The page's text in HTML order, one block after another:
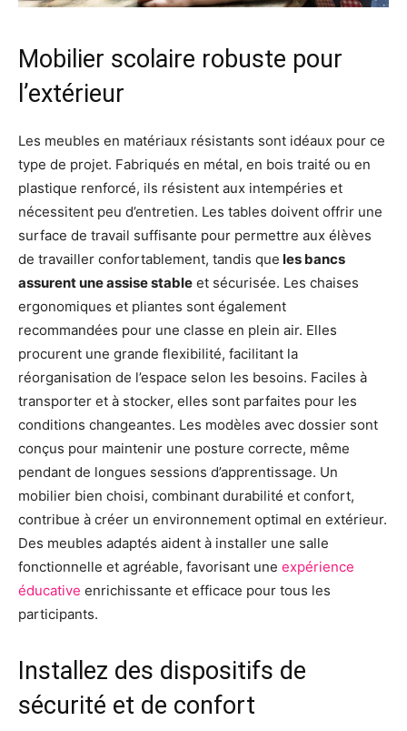
Mobilier scolaire robuste pour
l’extérieur
Les meubles en matériaux résistants sont idéaux pour ce
type de projet. Fabriqués en métal, en bois traité ou en
plastique renforcé, ils résistent aux intempéries et
nécessitent peu d’entretien. Les tables doivent offrir une
surface de travail suffisante pour permettre aux élèves
de travailler confortablement, tandis que les bancs
assurent une assise stable et sécurisée. Les chaises
ergonomiques et pliantes sont également
recommandées pour une classe en plein air. Elles
procurent une grande flexibilité, facilitant la
réorganisation de l’espace selon les besoins. Faciles à
transporter et à stocker, elles sont parfaites pour les
conditions changeantes. Les modèles avec dossier sont
conçus pour maintenir une posture correcte, même
pendant de longues sessions d’apprentissage. Un
mobilier bien choisi, combinant durabilité et confort,
contribue à créer un environnement optimal en extérieur.
Des meubles adaptés aident à installer une salle
fonctionnelle et agréable, favorisant une expérience
éducative enrichissante et efficace pour tous les
participants.
Installez des dispositifs de
sécurité et de confort